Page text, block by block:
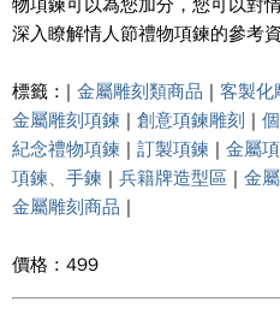
物項鍊可以為您加分，您可以對
深入瞭解情人節禮物項鍊的參考
標籤 : | 金屬雕刻類商品 客製化
金屬雕刻項鍊
創意項鍊雕刻
紀念禮物項鍊
訂製項鍊 金屬
項鍊、手鍊
兵籍牌造型區
金
金屬雕刻商品
價格 : 499